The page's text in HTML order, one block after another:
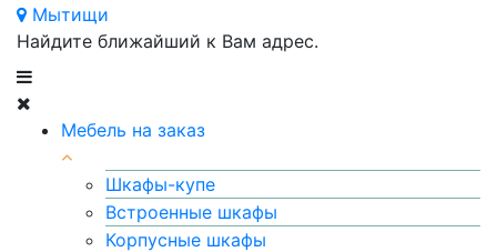
Мытищи
Найдите ближайший к Вам адрес.
Мебель на заказ
Шкафы-купе
Встроенные шкафы
Корпусные шкафы